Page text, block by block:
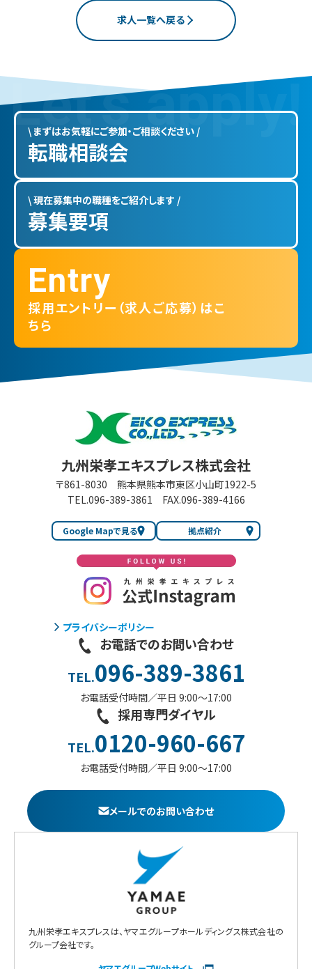
求人一覧へ戻る
\ まずはお気軽にご参加・ご相談ください /
転職相談会
\ 現在募集中の職種をご紹介します /
募集要項
Entry
採用エントリー（求人ご応募）はこ
ちら
Let’s apply!
九州栄孝エキスプレス株式会社
〒861-8030 熊本県熊本市東区小山町1922-5
TEL.096-389-3861
FAX.096-389-4166
Google Mapで見る 拠点紹介
プライバシーポリシー
お電話でのお問い合わせ
TEL.096-389-3861
お電話受付時間／平日 9:00〜17:00
採用専門ダイヤル
TEL.0120-960-667
お電話受付時間／平日 9:00〜17:00
メールでのお問い合わせ
九州栄孝エキスプレスは、ヤマエグループホールディングス株式会社の
グループ会社です。